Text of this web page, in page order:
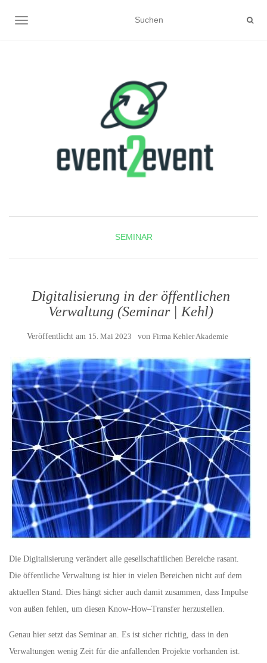
NAVIGATION UMSCHALTEN
SEMINAR
Digitalisierung in der öffentlichen
Verwaltung (Seminar | Kehl)
Veröffentlicht am 15. Mai 2023 von Firma Kehler Akademie
Die Digitalisierung verändert alle gesellschaftlichen Bereiche rasant.
Die öffentliche Verwaltung ist hier in vielen Bereichen nicht auf dem
aktuellen Stand. Dies hängt sicher auch damit zusammen, dass Impulse
von außen fehlen, um diesen Know-How–Transfer herzustellen.
Genau hier setzt das Seminar an. Es ist sicher richtig, dass in den
Verwaltungen wenig Zeit für die anfallenden Projekte vorhanden ist.